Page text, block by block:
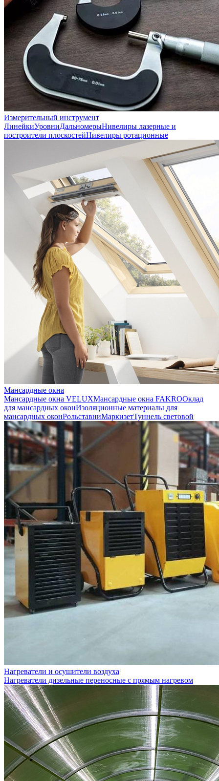
Измерительный инструмент
ЛинейкиУровниДальномерыНивелиры лазерные и
построители плоскостейНивелиры ротационные
Мансардные окна
Мансардные окна VELUXМансардные окна FAKROОклад
для мансардных оконИзоляционные материалы для
мансардных оконРольставниМаркизетТуннель световой
Нагреватели и осушители воздуха
Нагреватели дизельные переносные с прямым нагревом